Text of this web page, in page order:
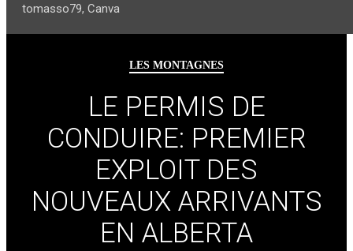
tomasso79, Canva
LES MONTAGNES
LE PERMIS DE
CONDUIRE: PREMIER
EXPLOIT DES
NOUVEAUX ARRIVANTS
EN ALBERTA